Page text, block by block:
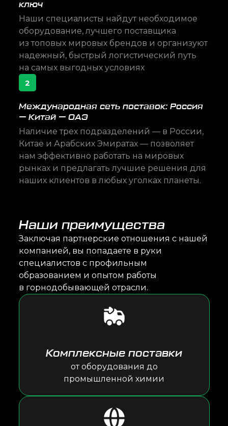
ключ
Наши специалисты найдут необходимое
оборудование, лучшего поставщика
из топовых мировых брендов и организуют
надежный, быстрый логистический путь
на самых выгодных условиях
2
Международная сеть поставок: Россия
— Китай — ОАЭ
Наличие трех подразделений — в России,
Китае и Арабских Эмиратах — позволяет
нам эффективно работать на мировых
рынках и предлагать лучшие решения для
наших клиентов в любых уголках планеты.
Наши преимущества
Заключая партнерские отношения с нашей
компанией, вы попадаете в руки
специалистов с профильным
образованием и опытом работы
в горнодобывающей отрасли.
Комплексные поставки
от оборудования до
промышленной химии